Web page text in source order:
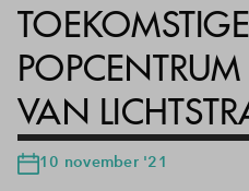
TOEKOMSTIGE
VAN
10 november '21